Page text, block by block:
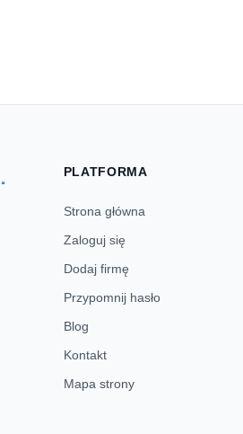
. PLATFORMA
Strona główna
Zaloguj się
Dodaj firmę
Przypomnij hasło
Blog
Kontakt
Mapa strony